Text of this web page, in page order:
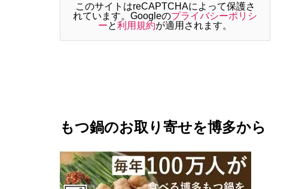
このサイトはreCAPTCHAによって保護さ
れています。Googleのプライバシーポリシ
ーと利用規約が適用されます。
もつ鍋のお取り寄せを博多から